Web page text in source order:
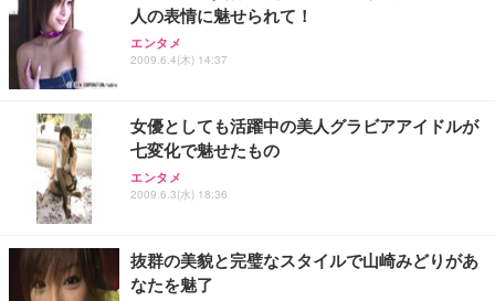
人の表情に魅せられて！
エンタメ
2009.6.4(木) 14:37
女優としても活躍中の美人グラビアアイドルが
七変化で魅せたもの
エンタメ
2009.6.3(水) 18:36
抜群の美貌と完璧なスタイルで山崎みどりがあ
なたを魅了